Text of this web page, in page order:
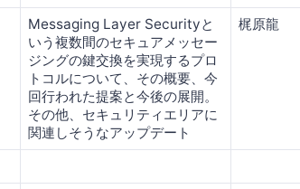
Messaging Layer Securityと
いう複数間のセキュアメッセー
ジングの鍵交換を実現するプロ
トコルについて、その概要、今
回行われた提案と今後の展開。
その他、セキュリティエリアに
関連しそうなアップデート
梶原龍